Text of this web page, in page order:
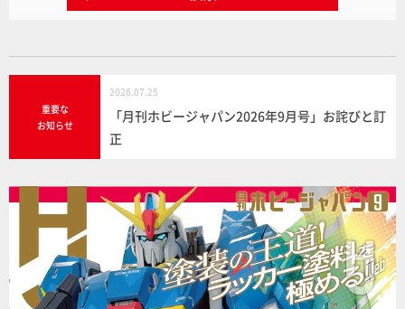
重要な
お知らせ
2026.07.25
「月刊ホビージャパン2026年9月号」お詫びと訂
正